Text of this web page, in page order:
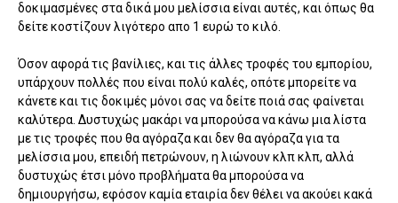
δοκιμασμένες στα δικά μου μελίσσια είναι αυτές, και όπως θα
δείτε κοστίζουν λιγότερο απο 1 ευρώ το κιλό.
Όσον αφορά τις βανίλιες, και τις άλλες τροφές του εμπορίου,
υπάρχουν πολλές που είναι πολύ καλές, οπότε μπορείτε να
κάνετε και τις δοκιμές μόνοι σας να δείτε ποιά σας φαίνεται
καλύτερα. Δυστυχώς μακάρι να μπορούσα να κάνω μια λίστα
με τις τροφές που θα αγόραζα και δεν θα αγόραζα για τα
μελίσσια μου, επειδή πετρώνουν, η λιώνουν κλπ κλπ, αλλά
δυστυχώς έτσι μόνο προβλήματα θα μπορούσα να
δημιουργήσω, εφόσον καμία εταιρία δεν θέλει να ακούει κακά